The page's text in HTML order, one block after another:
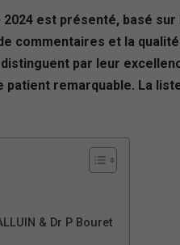
est présenté, basé
commentaires et la
par leur
remarquable. La
& Dr P Bouret